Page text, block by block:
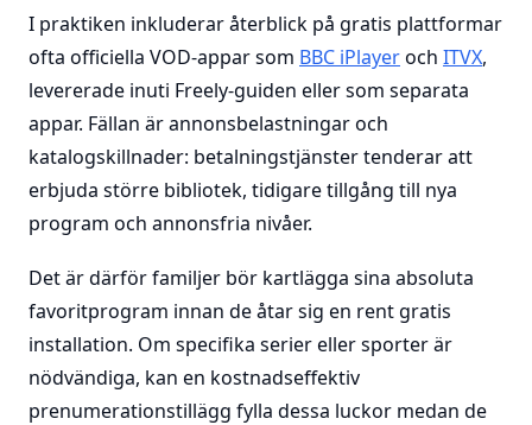
I praktiken inkluderar återblick på gratis plattformar
ofta officiella VOD-appar som BBC iPlayeroch ITVX,
levererade inuti Freely-guiden eller som separata
appar. Fällan är annonsbelastningar och
katalogskillnader: betalningstjänster tenderar att
erbjuda större bibliotek, tidigare tillgång till nya
program och annonsfria nivåer.
Det är därför familjer bör kartlägga sina absoluta
favoritprogram innan de åtar sig en rent gratis
installation. Om specifika serier eller sporter är
nödvändiga, kan en kostnadseffektiv
prenumerationstillägg fylla dessa luckor medan de